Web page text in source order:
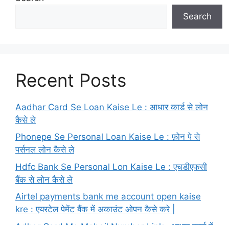
Search
Recent Posts
Aadhar Card Se Loan Kaise Le : आधार कार्ड से लोन
कैसे ले
Phonepe Se Personal Loan Kaise Le : फ़ोन पे से
पर्सनल लोन कैसे ले
Hdfc Bank Se Personal Lon Kaise Le : एचडीएफसी
बैंक से लोन कैसे ले
Airtel payments bank me account open kaise
kre : एयरटेल पेमेंट बैंक में अकाउंट ओपन कैसे करे |